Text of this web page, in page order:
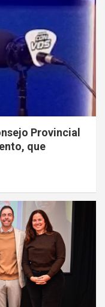
Provincial
que